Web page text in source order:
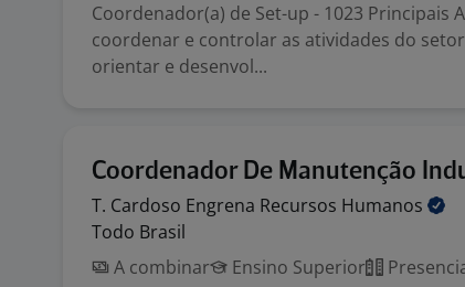
Coordenador(a) de Set-up - 1023 Principais
coordenar e controlar as atividades do
orientar e desenvol...
Coordenador De Manutenção
T. Cardoso Engrena Recursos Humanos
Todo Brasil
A combinar
Ensino Superior